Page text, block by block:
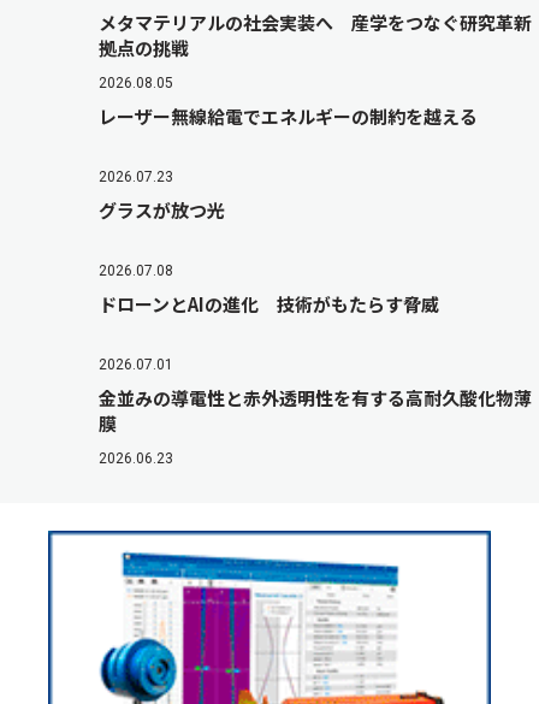
メタマテリアルの社会実装へ 産学をつなぐ研究革新
拠点の挑戦
2026.08.05
レーザー無線給電でエネルギーの制約を越える
2026.07.23
グラスが放つ光
2026.07.08
ドローンとAIの進化 技術がもたらす脅威
2026.07.01
金並みの導電性と赤外透明性を有する高耐久酸化物薄
膜
2026.06.23